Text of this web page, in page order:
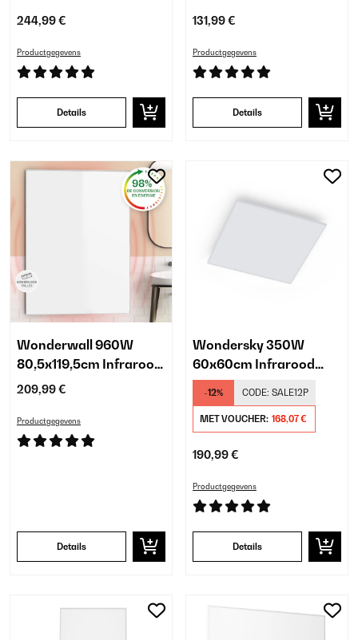
244,99 €
Productgegevens
Details
131,99 €
Productgegevens
Details
Wonderwall 960W
80,5x119,5cm Infrarood
Paneel Wit
209,99 €
Productgegevens
Details
Wondersky 350W
60x60cm Infrarood
Paneel Wit
-12% CODE: SALE12P
MET VOUCHER: 168,07 €
190,99 €
Productgegevens
Details